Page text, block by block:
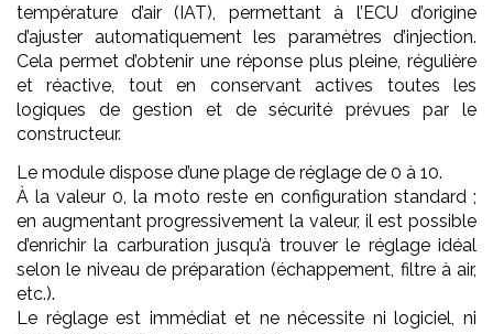
température d’air (IAT), permettant à l’ECU d’origine
d’ajuster automatiquement les paramètres d’injection.
Cela permet d’obtenir une réponse plus pleine, régulière
et réactive, tout en conservant actives toutes les
logiques de gestion et de sécurité prévues par le
constructeur.
Le module dispose d’une plage de réglage de 0 à 10.
À la valeur 0, la moto reste en configuration standard ;
en augmentant progressivement la valeur, il est possible
d’enrichir la carburation jusqu’à trouver le réglage idéal
selon le niveau de préparation (échappement, filtre à air,
etc.).
Le réglage est immédiat et ne nécessite ni logiciel, ni